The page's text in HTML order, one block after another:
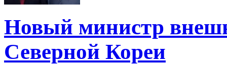
Новый министр
Северной Кореи